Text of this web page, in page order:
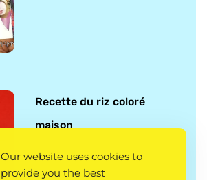
Recette du riz coloré
maison
Our website uses cookies to
provide you the best